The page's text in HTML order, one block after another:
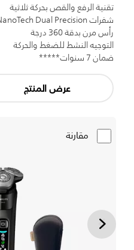
تقنية الرفع والقص بحركة ثلاثية
شفرات NanoTech Dual Precision
رأس مرن بدقة 360 درجة
التوجيه النشط للضغط والحركة
ضمان 7 سنوات*****
عرض المنتج
مقارنة